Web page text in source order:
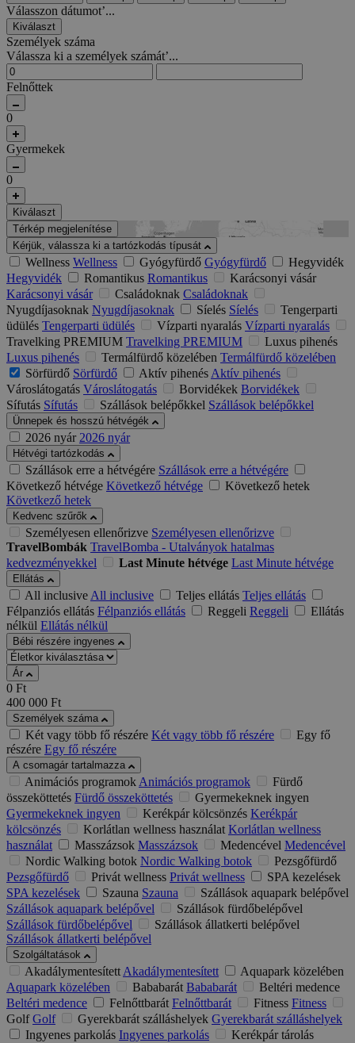
Válasszon dátumot’...
Kiválaszt
Személyek száma
Válassza ki a személyek számát’...
Felnőttek
0
Gyermekek
0
Kiválaszt
Térkép megjelenítése
Kérjük, válassza ki a tartózkodás típusát
Wellness Wellness Gyógyfürdő Gyógyfürdő
Hegyvidék
Hegyvidék
Romantikus Romantikus
Karácsonyi vásár
Karácsonyi vásár
Családoknak Családoknak
Nyugdíjasoknak Nyugdíjasoknak Síelés Síelés
Tengerparti
üdülés Tengerparti üdülés Vízparti nyaralás Vízparti nyaralás
Travelking PREMIUM Travelking PREMIUM
Luxus pihenés
Luxus pihenés
Termálfürdő közelében Termálfürdő közelében
Sörfürdő Sörfürdő Aktív pihenésAktív pihenés
Városlátogatás Városlátogatás Borvidékek Borvidékek
Sífutás Sífutás Szállások belépőkkel Szállások belépőkkel
Ünnepek és hosszú hétvégék
2026 nyár 2026 nyár
Hétvégi tartózkodás
Szállások erre a hétvégére Szállások erre a hétvégére
Következő hétvége Következő hétvége
Következő hetek
Következő hetek
Kedvenc szűrők
Személyesen ellenőrizve Személyesen ellenőrizve
TravelBombák TravelBomba - Utalványok hatalmas
kedvezményekkel
Last Minute hétvége Last Minute hétvége
Ellátás
All inclusiveAll inclusive Teljes ellátás Teljes ellátás
Félpanziós ellátás Félpanziós ellátás Reggeli Reggeli
Ellátás
nélkül Ellátás nélkül
Bébi részére ingyenes
Ár
0 Ft
400 000 Ft
Személyek száma
Két vagy több fő részére Két vagy több fő részére
Egy fő
részére Egy fő részére
A csomagár tartalmazza
Animációs programokAnimációs programok
Fürdő
összeköttetés Fürdő összeköttetés
Gyermekeknek ingyen
Gyermekeknek ingyen
Kerékpár kölcsönzés Kerékpár
kölcsönzés
Korlátlan wellness használat Korlátlan wellness
használat
Masszázsok Masszázsok Medencével Medencével
Nordic Walking botok Nordic Walking botok
Pezsgőfürdő
Pezsgőfürdő
Privát wellness Privát wellness
SPA kezelések
SPA kezelések
Szauna Szauna
Szállások aquapark belépővel
Szállások aquapark belépővel
Szállások fürdőbelépővel
Szállások fürdőbelépővel
Szállások állatkerti belépővel
Szállások állatkerti belépővel
Szolgáltatások
AkadálymentesítettAkadálymentesített
Aquapark közelében
Aquapark közelében
Bababarát Bababarát
Beltéri medence
Beltéri medence
Felnőttbarát Felnőttbarát Fitness Fitness
Golf Golf Gyerekbarát szálláshelyek Gyerekbarát szálláshelyek
Ingyenes parkolás Ingyenes parkolás
Kerékpár tárolás